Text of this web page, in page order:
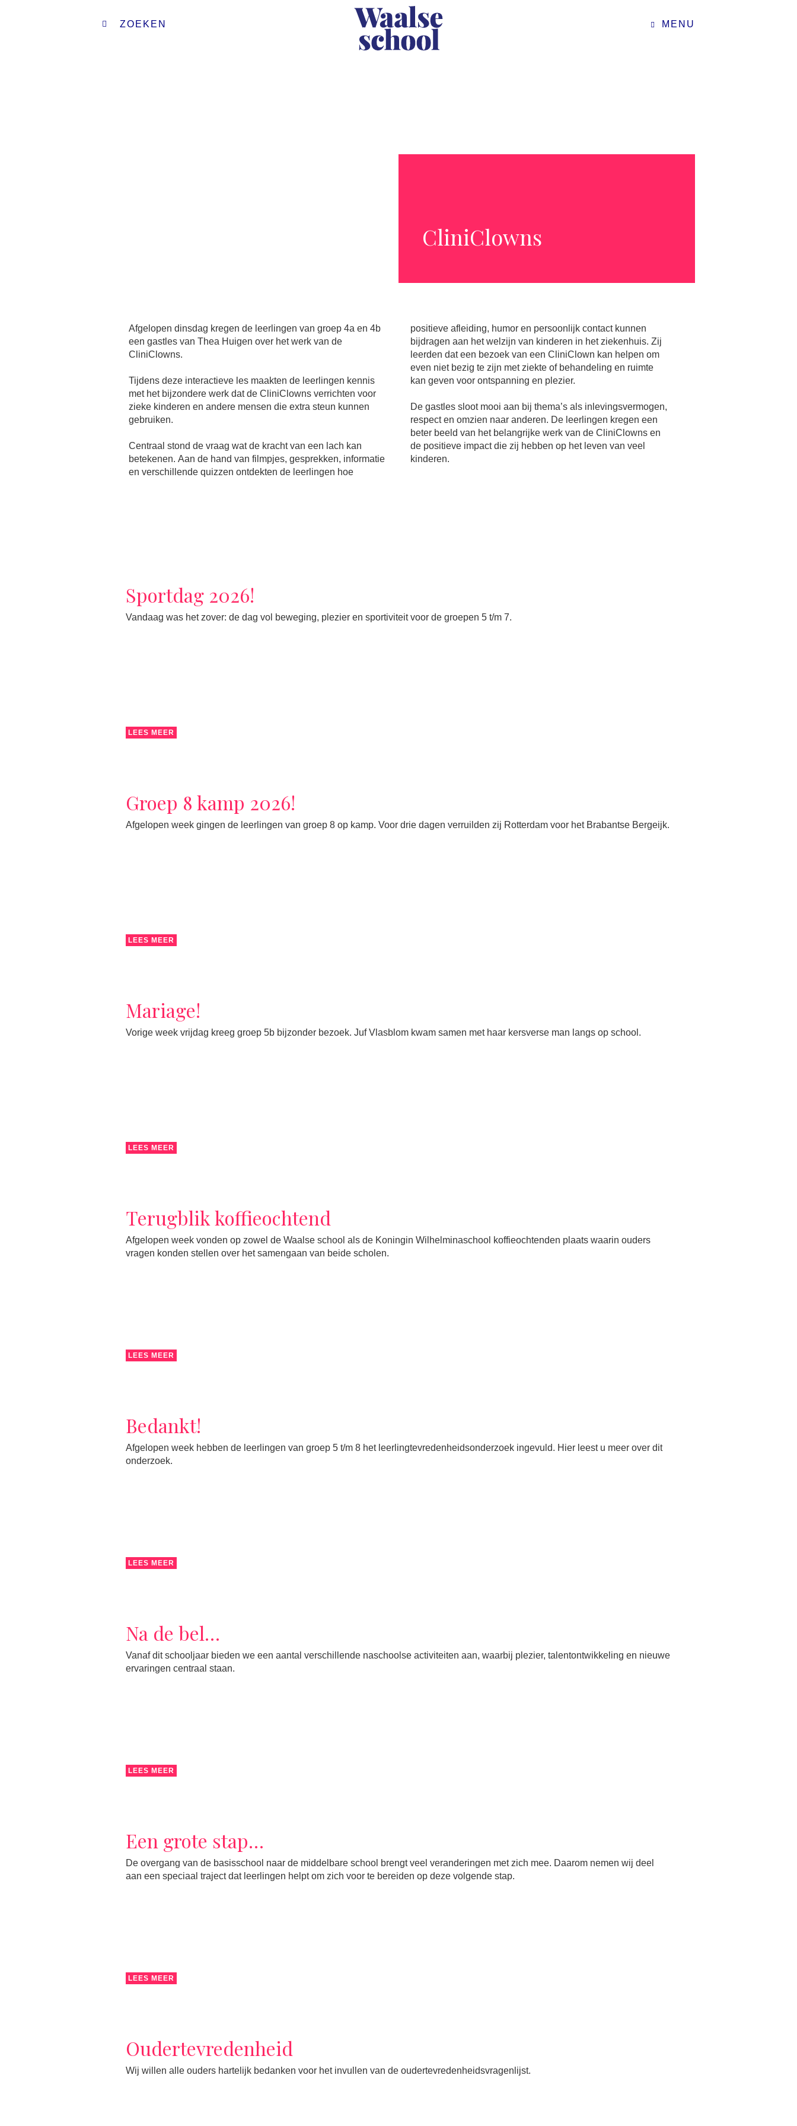
ZOEKEN MENU
CliniClowns
Afgelopen dinsdag kregen de leerlingen van groep 4a en 4b
een gastles van Thea Huigen over het werk van de
CliniClowns.
Tijdens deze interactieve les maakten de leerlingen kennis
met het bijzondere werk dat de CliniClowns verrichten voor
zieke kinderen en andere mensen die extra steun kunnen
gebruiken.
Centraal stond de vraag wat de kracht van een lach kan
betekenen. Aan de hand van filmpjes, gesprekken, informatie
en verschillende quizzen ontdekten de leerlingen hoe
positieve afleiding, humor en persoonlijk contact kunnen
bijdragen aan het welzijn van kinderen in het ziekenhuis. Zij
leerden dat een bezoek van een CliniClown kan helpen om
even niet bezig te zijn met ziekte of behandeling en ruimte
kan geven voor ontspanning en plezier.
De gastles sloot mooi aan bij thema’s als inlevingsvermogen,
respect en omzien naar anderen. De leerlingen kregen een
beter beeld van het belangrijke werk van de CliniClowns en
de positieve impact die zij hebben op het leven van veel
kinderen.
Sportdag 2026!
Vandaag was het zover: de dag vol beweging, plezier en sportiviteit voor de groepen 5 t/m 7.
LEES MEER
Groep 8 kamp 2026!
Afgelopen week gingen de leerlingen van groep 8 op kamp. Voor drie dagen verruilden zij Rotterdam voor het Brabantse Bergeijk.
LEES MEER
Mariage!
Vorige week vrijdag kreeg groep 5b bijzonder bezoek. Juf Vlasblom kwam samen met haar kersverse man langs op school.
LEES MEER
Terugblik koffieochtend
Afgelopen week vonden op zowel de Waalse school als de Koningin Wilhelminaschool koffieochtenden plaats waarin ouders
vragen konden stellen over het samengaan van beide scholen.
LEES MEER
Bedankt!
Afgelopen week hebben de leerlingen van groep 5 t/m 8 het leerlingtevredenheidsonderzoek ingevuld. Hier leest u meer over dit
onderzoek.
LEES MEER
Na de bel…
Vanaf dit schooljaar bieden we een aantal verschillende naschoolse activiteiten aan, waarbij plezier, talentontwikkeling en nieuwe
ervaringen centraal staan.
LEES MEER
Een grote stap…
De overgang van de basisschool naar de middelbare school brengt veel veranderingen met zich mee. Daarom nemen wij deel
aan een speciaal traject dat leerlingen helpt om zich voor te bereiden op deze volgende stap.
LEES MEER
Oudertevredenheid
Wij willen alle ouders hartelijk bedanken voor het invullen van de oudertevredenheidsvragenlijst.